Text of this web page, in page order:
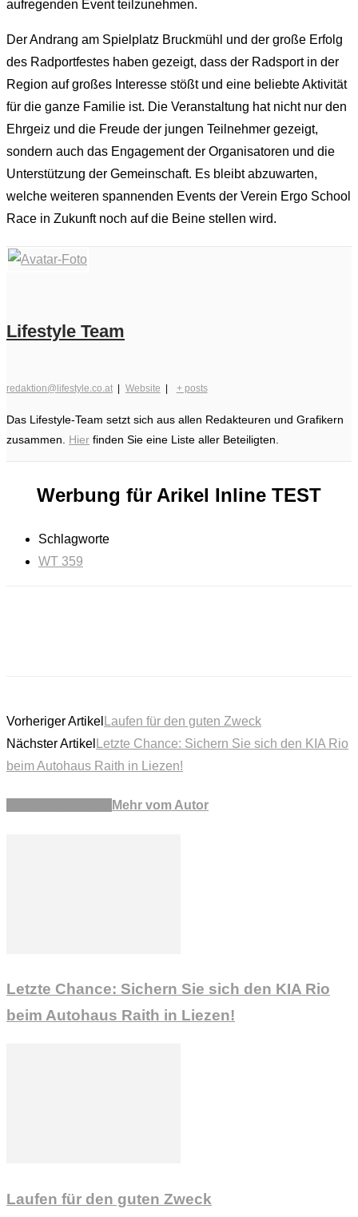
aufregenden Event teilzunehmen.
Der Andrang am Spielplatz Bruckmühl und der große Erfolg
des Radportfestes haben gezeigt, dass der Radsport in der
Region auf großes Interesse stößt und eine beliebte Aktivität
für die ganze Familie ist. Die Veranstaltung hat nicht nur den
Ehrgeiz und die Freude der jungen Teilnehmer gezeigt,
sondern auch das Engagement der Organisatoren und die
Unterstützung der Gemeinschaft. Es bleibt abzuwarten,
welche weiteren spannenden Events der Verein Ergo School
Race in Zukunft noch auf die Beine stellen wird.
Lifestyle Team
redaktion@lifestyle.co.at Website + posts
Das Lifestyle-Team setzt sich aus allen Redakteuren und Grafikern
zusammen. Hier finden Sie eine Liste aller Beteiligten.
Werbung für Arikel Inline TEST
Schlagworte
WT 359
Vorheriger Artikel
Laufen für den guten Zweck
Nächster Artikel
Letzte Chance: Sichern Sie sich den KIA Rio
beim Autohaus Raith in Liezen!
Mehr vom Autor
Letzte Chance: Sichern Sie sich den KIA Rio
beim Autohaus Raith in Liezen!
Laufen für den guten Zweck